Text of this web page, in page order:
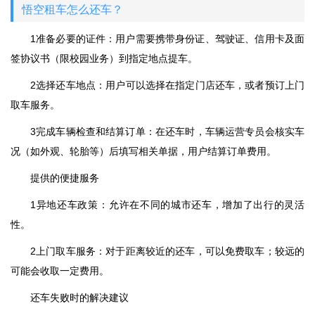
悟空租车怎么还车？
1‌准备必要的证件‌：用户需要携带‌身份证、‌驾驶证、‌信用卡及‌面
签协议书（限校园业务）到指定地点提车。
‌2选择还车地点‌：用户可以选择在指定门店还车，或者预订上门
取车服务。‌
‌3完成车辆检查和结算订单‌：在还车时，车辆运营专员会核实车
况（如外观、轮胎等）后填写相关单据，用户结算订单费用。
‌提供的便捷服务‌
1‌异地还车政策‌：允许在不同的城市还车，增加了出行的灵活
性。
2‌上门取车服务‌：对于距离较近的还车，可以免费取车；较远的
可能会收取一定费用。
‌还车失败时的解决建议‌